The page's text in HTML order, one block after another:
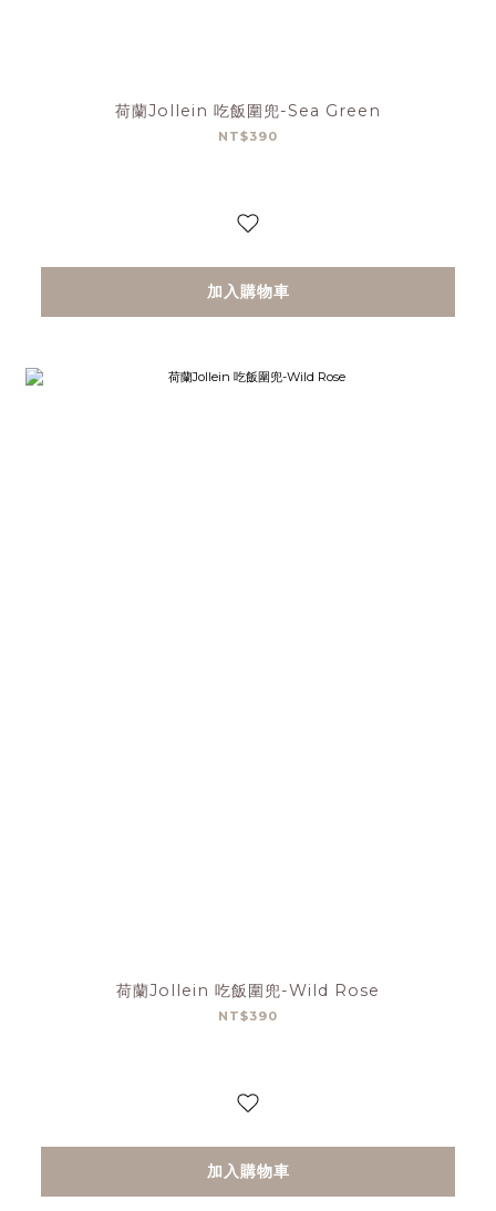
荷蘭Jollein 吃飯圍兜-Sea Green
NT$390
加入購物車
荷蘭Jollein 吃飯圍兜-Wild Rose
NT$390
加入購物車